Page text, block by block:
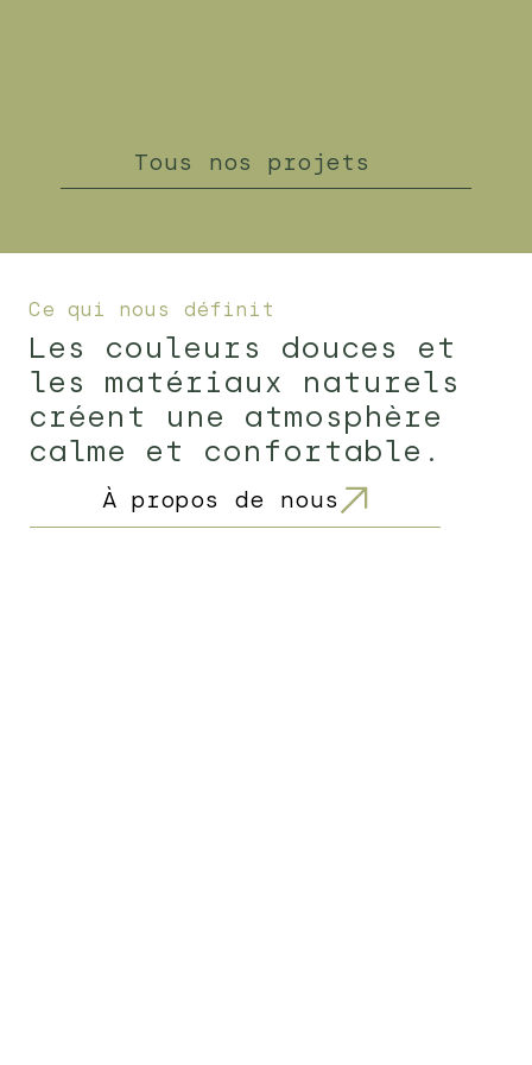
Tous nos projets
Ce qui nous définit
Les couleurs douces et
les matériaux naturels
créent une atmosphère
calme et confortable.
À propos de nous